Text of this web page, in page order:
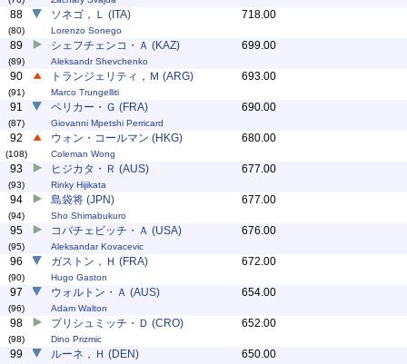
88
(80)
ソネゴ，Ｌ (ITA)
Lorenzo Sonego
718.00
89
(89)
シェフチェンコ・Ａ (KAZ)
Aleksandr Shevchenko
699.00
90
(91)
トランジェリティ，Ｍ (ARG)
Marco Trungelliti
693.00
91
(87)
ペリカー・Ｇ (FRA)
Giovanni Mpetshi Perricard
690.00
92
(108)
ウォン・コールマン (HKG)
Coleman Wong
680.00
93
(93)
ヒジカタ・Ｒ (AUS)
Rinky Hijikata
677.00
94
(94)
島袋将 (JPN)
Sho Shimabukuro
677.00
95
(95)
コバチェビッチ・Ａ (USA)
Aleksandar Kovacevic
676.00
96
(90)
ガストン，Ｈ (FRA)
Hugo Gaston
672.00
97
(96)
ウォルトン・Ａ (AUS)
Adam Walton
654.00
98
(98)
プリシュミッチ・Ｄ (CRO)
Dino Prizmic
652.00
99 ルーネ，Ｈ (DEN) 650.00